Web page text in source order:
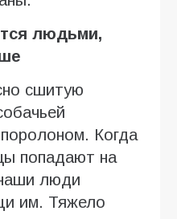
людьми,
сшитую
Когда
попадают на
люди
им. Тяжело